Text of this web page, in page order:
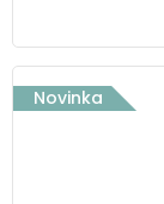
Novinka